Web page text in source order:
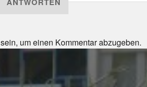
sein, um einen Kommentar abzugeben.